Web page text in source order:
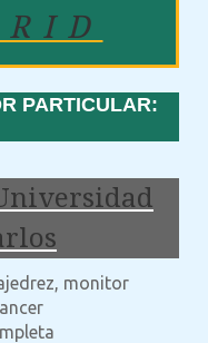
PARTICULAR:
monitor